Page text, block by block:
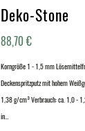
Deko-Stone
88,70€
Korngröße 1 - 1,5 mm
Deckenspritzputz mit hohem
1,38 g/cm³ Verbrauch: ca. 1,0 -
in…